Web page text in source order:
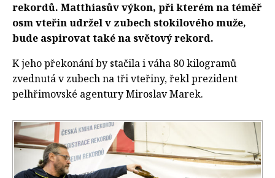
rekordů. Matthiasův výkon, při kterém na téměř
osm vteřin udržel v zubech stokilového muže,
bude aspirovat také na světový rekord.
K jeho překonání by stačila i váha 80 kilogramů
zvednutá v zubech na tři vteřiny, řekl prezident
pelhřimovské agentury Miroslav Marek.